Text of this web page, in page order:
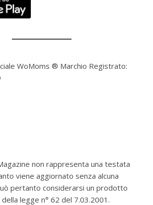
WoMoms ® Marchio Registrato:
non rappresenta una testata
viene aggiornato senza alcuna
pertanto considerarsi un prodotto
legge n° 62 del 7.03.2001.